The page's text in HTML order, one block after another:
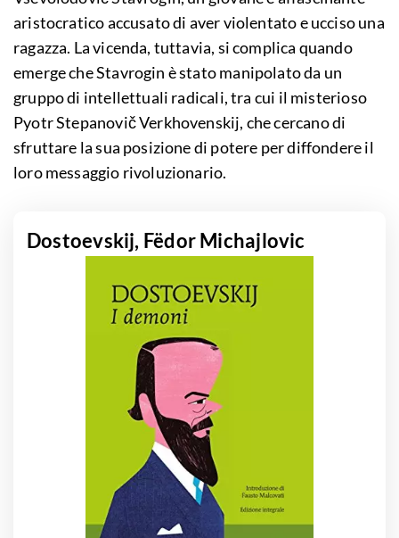
aristocratico accusato di aver violentato e ucciso una
ragazza. La vicenda, tuttavia, si complica quando
emerge che Stavrogin è stato manipolato da un
gruppo di intellettuali radicali, tra cui il misterioso
Pyotr Stepanovič Verkhovenskij, che cercano di
sfruttare la sua posizione di potere per diffondere il
loro messaggio rivoluzionario.
Dostoevskij, Fëdor Michajlovic